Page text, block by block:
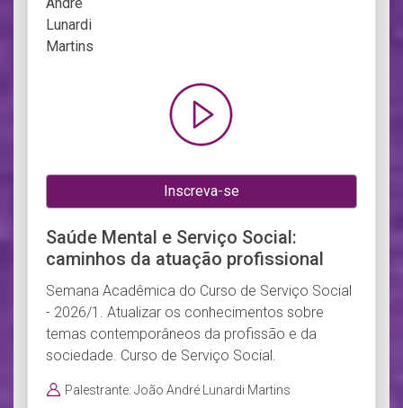
Inscreva-se
Saúde Mental e Serviço Social:
caminhos da atuação profissional
Semana Acadêmica do Curso de Serviço Social
- 2026/1. Atualizar os conhecimentos sobre
temas contemporâneos da profissão e da
sociedade. Curso de Serviço Social.
Palestrante: João André Lunardi Martins